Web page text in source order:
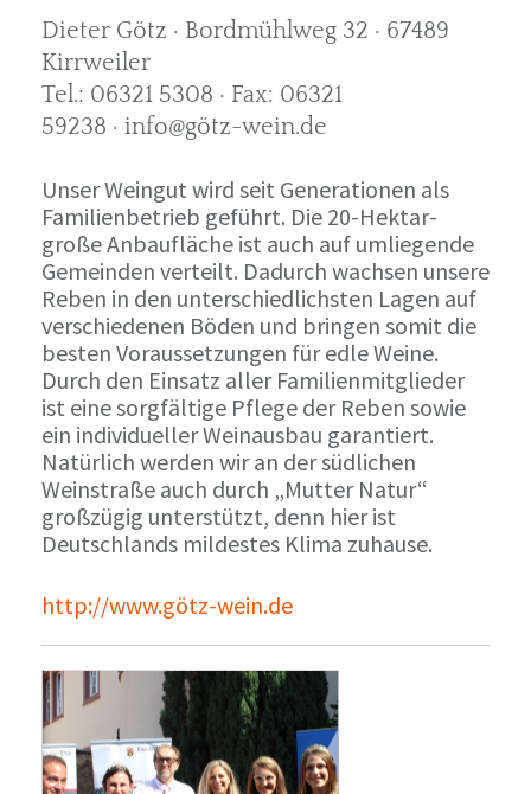
Dieter Götz · Bordmühlweg 32 · 67489
Kirrweiler
Tel.: 06321 5308 · Fax: 06321
59238 · info@götz-wein.de
Unser Weingut wird seit Generationen als
Familienbetrieb geführt. Die 20-Hektar-
große Anbaufläche ist auch auf umliegende
Gemeinden verteilt. Dadurch wachsen unsere
Reben in den unterschiedlichsten Lagen auf
verschiedenen Böden und bringen somit die
besten Voraussetzungen für edle Weine.
Durch den Einsatz aller Familienmitglieder
ist eine sorgfältige Pflege der Reben sowie
ein individueller Weinausbau garantiert.
Natürlich werden wir an der südlichen
Weinstraße auch durch „Mutter Natur“
großzügig unterstützt, denn hier ist
Deutschlands mildestes Klima zuhause.
http://www.götz-wein.de